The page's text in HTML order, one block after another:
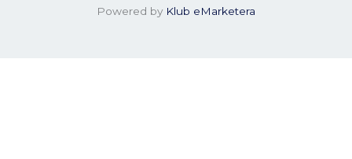
Powered by Klub eMarketera